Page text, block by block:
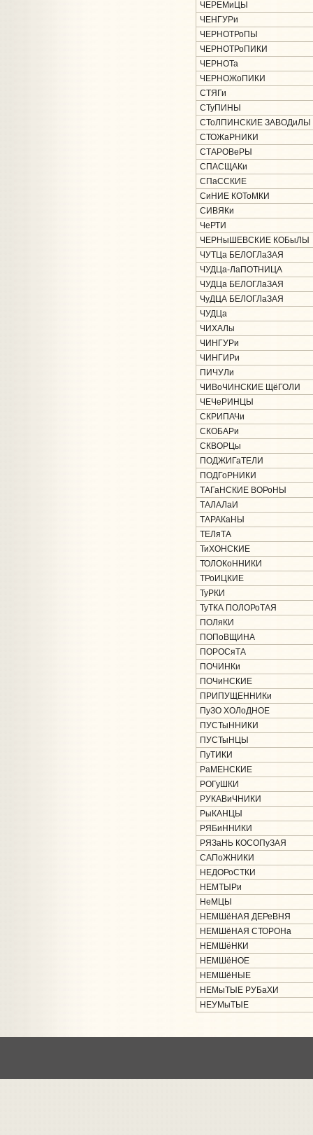
ЧЕРЕМиЦЫ
ЧЕНГУРи
ЧЕРНОТРоПЫ
ЧЕРНОТРоПИКИ
ЧЕРНОТа
ЧЕРНОЖоПИКИ
СТЯГи
СТуПИНЫ
СТоЛПИНСКИЕ ЗАВОДиЛЫ
СТОЖаРНИКИ
СТАРОВеРЫ
СПАСЩАКи
СПаССКИЕ
СиНИЕ КОТоМКИ
СИВЯКи
ЧеРТИ
ЧЕРНыШЕВСКИЕ КОБыЛЫ
ЧУТЦа БЕЛОГЛаЗАЯ
ЧУДЦа-ЛаПОТНИЦА
ЧУДЦа БЕЛОГЛаЗАЯ
ЧуДЦА БЕЛОГЛаЗАЯ
ЧУДЦа
ЧИХАЛы
ЧИНГУРи
ЧИНГИРи
ПИЧУЛи
ЧИВоЧИНСКИЕ ЩёГОЛИ
ЧЕЧеРИНЦЫ
СКРИПАЧи
СКОБАРи
СКВОРЦы
ПОДЖИГаТЕЛИ
ПОДГоРНИКИ
ТАГаНСКИЕ ВОРоНЫ
ТАЛАЛаИ
ТАРАКаНЫ
ТЕЛяТА
ТиХОНСКИЕ
ТОЛОКоННИКИ
ТРоИЦКИЕ
ТуРКИ
ТуТКА ПОЛОРоТАЯ
ПОЛяКИ
ПОПоВЩИНА
ПОРОСяТА
ПОЧИНКи
ПОЧиНСКИЕ
ПРИПУЩЕННИКи
ПуЗО ХОЛоДНОЕ
ПУСТыННИКИ
ПУСТыНЦЫ
ПуТИКИ
РаМЕНСКИЕ
РОГуШКИ
РУКАВиЧНИКИ
РыКАНЦЫ
РЯБиННИКИ
РЯЗаНЬ КОСОПуЗАЯ
САПоЖНИКИ
НЕДОРоСТКИ
НЕМТЫРи
НеМЦЫ
НЕМШёНАЯ ДЕРеВНЯ
НЕМШёНАЯ СТОРОНа
НЕМШёНКИ
НЕМШёНОЕ
НЕМШёНЫЕ
НЕМыТЫЕ РУБаХИ
НЕУМыТЫЕ